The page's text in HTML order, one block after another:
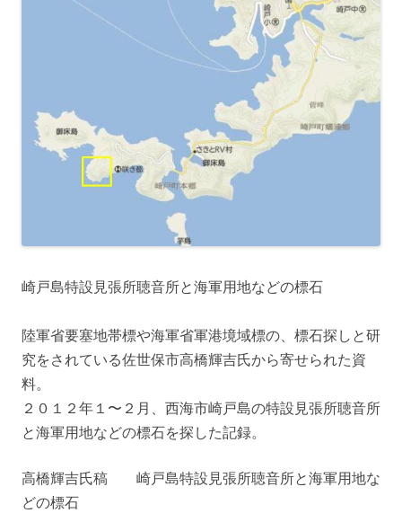
崎戸島特設見張所聴音所と海軍用地などの標石
陸軍省要塞地帯標や海軍省軍港境域標の、標石探しと研
究をされている佐世保市高橋輝吉氏から寄せられた資
料。
２０１２年１〜２月、西海市崎戸島の特設見張所聴音所
と海軍用地などの標石を探した記録。
高橋輝吉氏稿 崎戸島特設見張所聴音所と海軍用地な
どの標石